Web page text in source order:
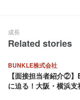
成長
Related stories
BUNKLE株式会社
【面接担当者紹介②
に迫る！大阪・横浜